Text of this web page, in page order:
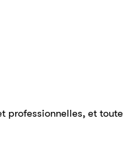
professionnelles, et